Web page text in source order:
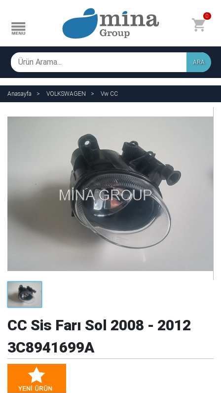
0
ARA
Anasayfa VOLKSWAGEN Vw CC
CC Sis Farı Sol 2008 - 2012
3C8941699A